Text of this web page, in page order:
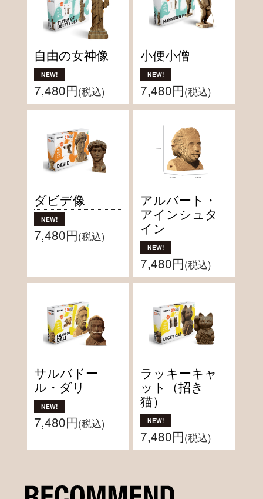
自由の女神像
7,480円(税込)
小便小僧
7,480円(税込)
ダビデ像
7,480円(税込)
アルバート・
アインシュタ
イン
7,480円(税込)
サルバドー
ル・ダリ
7,480円(税込)
ラッキーキャ
ット（招き
猫）
7,480円(税込)